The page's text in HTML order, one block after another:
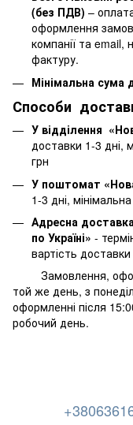
(без ПДВ) –
оформлення
компанії та email,
фактуру.
Мінімальна сума
Способи
У відділення
доставки 1-3 дні,
грн
У поштомат
1-3 дні,
Адресна
по Україні» -
вартість доставки
Замовлення,
той же день, з
оформленні після
робочий день.